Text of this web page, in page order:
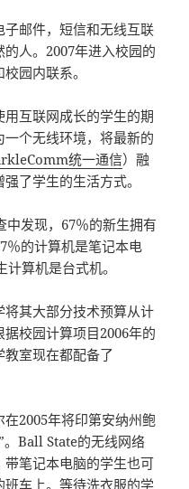
邮件，短信和无线互联
人。2007年进入校园的
园内联系。
互联网成长的学生的期
个无线环境，将最新的
统一通信）融
了学生的生活方式。
中发现，67％的新生拥有
％的计算机是笔记本电
算机是台式机。
其大部分技术预算从计
校园计算项目2006年的
室现在都配备了
2005年将印第安纳州鲍
。Ball State的无线网络
笔记本电脑的学生也可
车上。等待洗衣服的学